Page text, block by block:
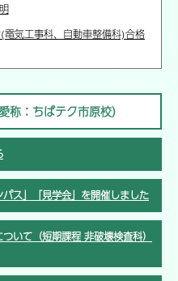
気工事科、自動車整備科)合格
：ちばテク市原校）
ス」「見学会」を開催しました
いて（短期課程 非破壊検査科）